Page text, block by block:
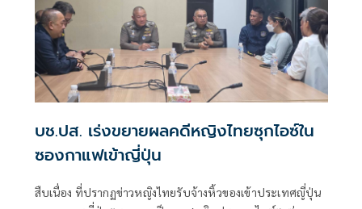
บช.ปส. เร่งขยายผลคดีหญิงไทยซุกไอซ์ใน
ซองกาแฟเข้าญี่ปุ่น
สืบเนื่อง ที่ปรากฏข่าวหญิงไทยรับจ้างหิ้วของเข้าประเทศญี่ปุ่น